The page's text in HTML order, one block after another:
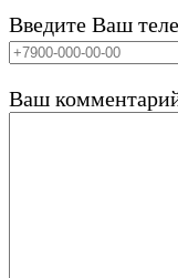
Введите Ваш
Ваш